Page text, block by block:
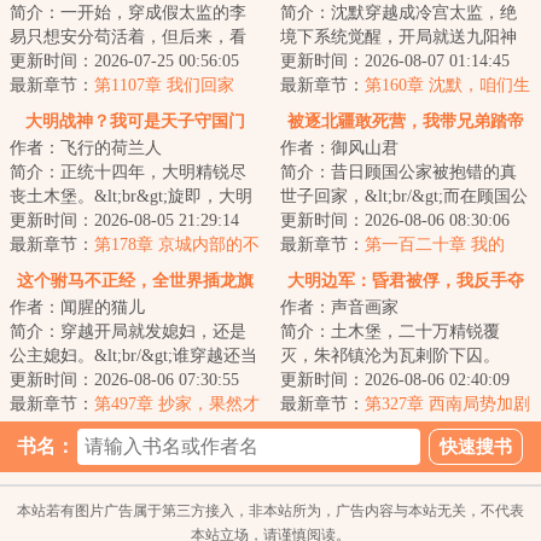
简介：一开始，穿成假太监的李
易只想安分苟活着，但后来，看
着高贵雍容的皇后，李易心思变
了。“江山你坐...
更新时间：2026-07-25 00:56:05
最新章节： 第1107章 我们回家
简介：沈默穿越成冷宫太监，绝
境下系统觉醒，开局就送九阳神
功！&lt;br/&gt;香妃：“小默子，
本宫体内寒...
更新时间：2026-08-07 01:14:45
最新章节： 第160章 沈默，咱们生
个儿子吧？
大明战神？我可是天子守国门
作者：飞行的荷兰人
简介：正统十四年，大明精锐尽
丧土木堡。&lt;br&gt;旋即，大明
皇帝朱祁镇被瓦剌俘虏&lt;br&gt;
叩关叫门，...
更新时间：2026-08-05 21:29:14
最新章节： 第178章 京城内部的不
对劲
被逐北疆敢死营，我带兄弟踏帝
京
作者：御风山君
简介：昔日顾国公家被抱错的真
世子回家，&lt;br/&gt;而在顾国公
家生活了十八年的顾长渊成了假
世子。&lt;b...
更新时间：2026-08-06 08:30:06
最新章节： 第一百二十章 我的
诗，是命换的
这个驸马不正经，全世界插龙旗
抢女帝！
作者：闻腥的猫儿
简介：穿越开局就发媳妇，还是
公主媳妇。&lt;br/&gt;谁穿越还当
正经人？公主，皇后，女帝，勇
将，花魁，...
更新时间：2026-08-06 07:30:55
最新章节： 第497章 抄家，果然才
是来钱最快的！
大明边军：昏君被俘，我反手夺
天下！
作者：声音画家
简介：土木堡，二十万精锐覆
灭，朱祁镇沦为瓦剌阶下囚。
特种兵秦烈穿越成宣府前卫一名
小卒，在尸山血海...
更新时间：2026-08-06 02:40:09
最新章节： 第327章 西南局势加剧
书名：
本站若有图片广告属于第三方接入，非本站所为，广告内容与本站无关，不代表
本站立场，请谨慎阅读。